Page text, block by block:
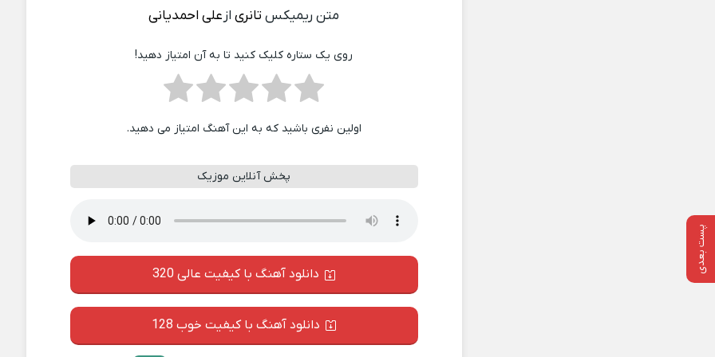
پست بعدی
متن ریمیکس تانریازعلی احمدیانی
روی یک ستاره کلیک کنید تا به آن امتیاز دهید!
اولین نفری باشید که به این آهنگ امتیاز می دهید.
پخش آنلاین موزیک
دانلود آهنگ با کیفیت عالی 320
دانلود آهنگ با کیفیت خوب 128